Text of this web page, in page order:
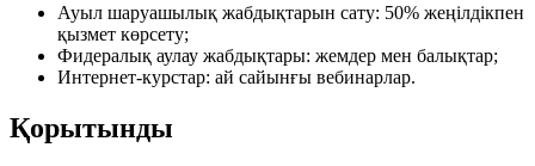
Ауыл шаруашылық жабдықтарын сату: 50% жеңілдікпен
қызмет көрсету;
Фидералық аулау жабдықтары: жемдер мен балықтар;
Интернет-курстар: ай сайынғы вебинарлар.
Қорытынды